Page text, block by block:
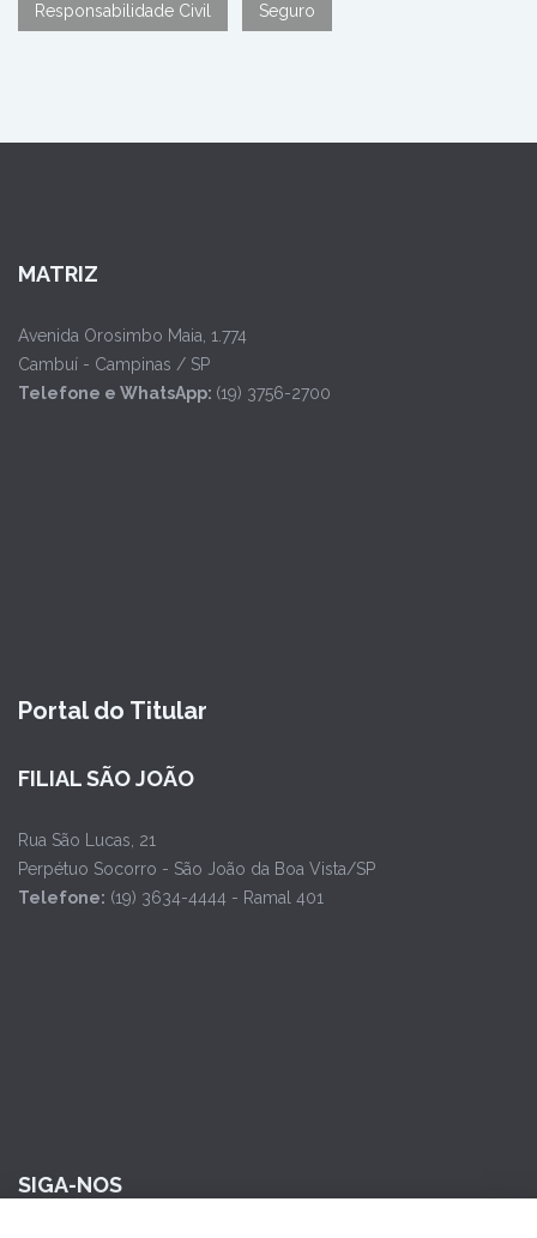
Responsabilidade Civil Seguro
MATRIZ
Avenida Orosimbo Maia, 1.774
Cambuí - Campinas / SP
Telefone e WhatsApp: (19) 3756-2700
Portal do Titular
FILIAL SÃO JOÃO
Rua São Lucas, 21
Perpétuo Socorro - São João da Boa Vista/SP
Telefone: (19) 3634-4444 - Ramal 401
SIGA-NOS